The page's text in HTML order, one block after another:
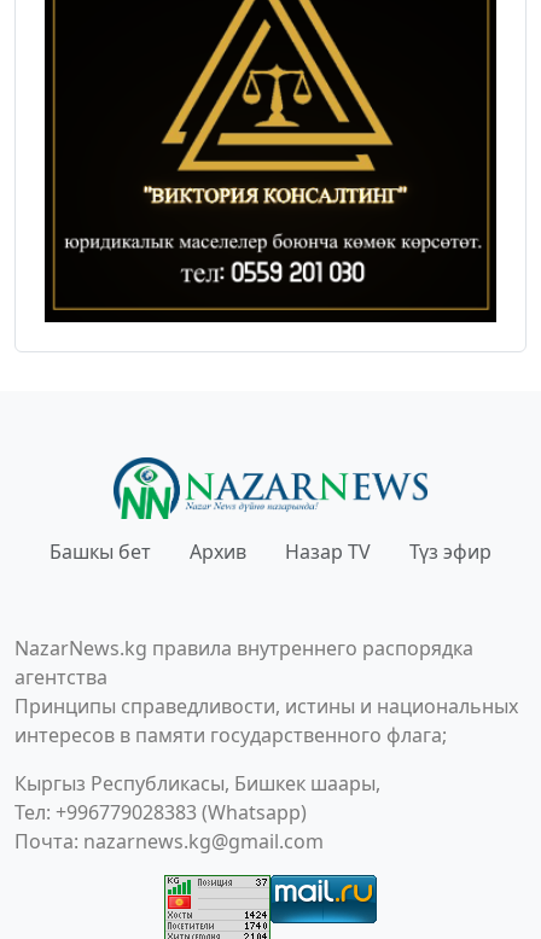
Башкы бет Архив Назар TV Түз эфир
NazarNews.kg правила внутреннего распорядка
агентства
Принципы справедливости, истины и национальных
интересов в памяти государственного флага;
Кыргыз Республикасы, Бишкек шаары,
Тел: +996779028383 (Whatsapp)
Почта: nazarnews.kg@gmail.com